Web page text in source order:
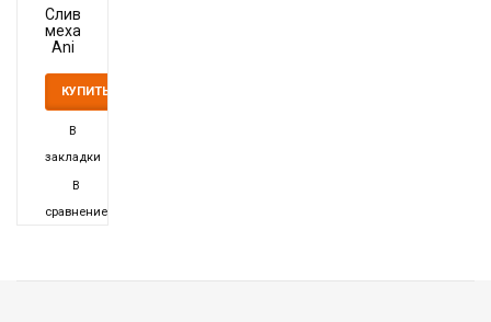
Сливной
механизм
Ani
70
10
КУПИТЬ
В
закладки
В
сравнение